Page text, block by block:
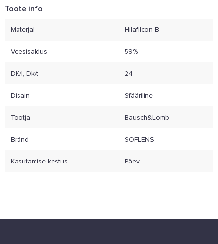
Toote info
Materjal Hilafilcon B
Veesisaldus 59%
DK/l, Dk/t 24
Disain Sfääriline
Tootja Bausch&Lomb
Bränd SOFLENS
Kasutamise kestus Päev